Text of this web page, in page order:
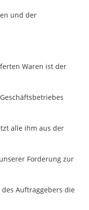
und der
Waren ist der
alle ihm aus der
Forderung zur
Auftraggebers die